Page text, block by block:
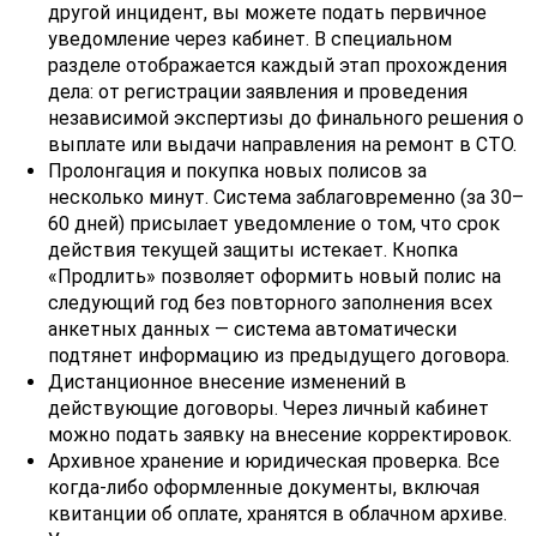
другой инцидент, вы можете подать первичное
уведомление через кабинет. В специальном
разделе отображается каждый этап прохождения
дела: от регистрации заявления и проведения
независимой экспертизы до финального решения о
выплате или выдачи направления на ремонт в СТО.
Пролонгация и покупка новых полисов за
несколько минут. Система заблаговременно (за 30–
60 дней) присылает уведомление о том, что срок
действия текущей защиты истекает. Кнопка
«Продлить» позволяет оформить новый полис на
следующий год без повторного заполнения всех
анкетных данных — система автоматически
подтянет информацию из предыдущего договора.
Дистанционное внесение изменений в
действующие договоры. Через личный кабинет
можно подать заявку на внесение корректировок.
Архивное хранение и юридическая проверка. Все
когда-либо оформленные документы, включая
квитанции об оплате, хранятся в облачном архиве.